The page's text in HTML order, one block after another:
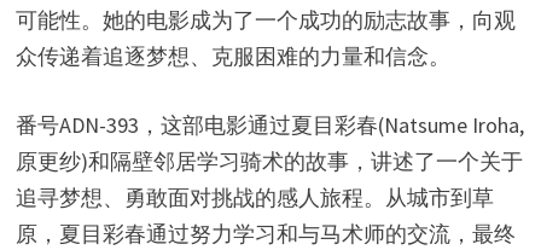
可能性。她的电影成为了一个成功的励志故事，向观
众传递着追逐梦想、克服困难的力量和信念。
番号ADN-393，这部电影通过夏目彩春(Natsume Iroha,
原更纱)和隔壁邻居学习骑术的故事，讲述了一个关于
追寻梦想、勇敢面对挑战的感人旅程。从城市到草
原，夏目彩春通过努力学习和与马术师的交流，最终